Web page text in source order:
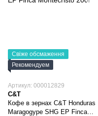
Свіже обсмаження
Рекомендуем
Артикул: 000012829
C&T
Кофе в зернах C&T Honduras
Maragogype SHG EP Finca